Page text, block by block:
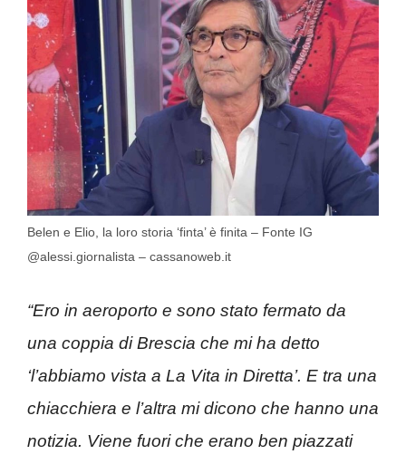
Belen e Elio, la loro storia ‘finta’ è finita – Fonte IG
@alessi.giornalista – cassanoweb.it
“Ero in aeroporto e sono stato fermato da
una coppia di Brescia che mi ha detto
‘l’abbiamo vista a La Vita in Diretta’. E tra una
chiacchiera e l’altra mi dicono che hanno una
notizia. Viene fuori che erano ben piazzati